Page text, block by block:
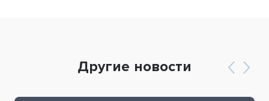
Другие новости